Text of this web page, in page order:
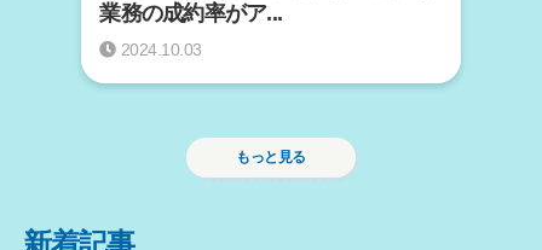
業務の成約率がア...
2024.10.03
もっと見る